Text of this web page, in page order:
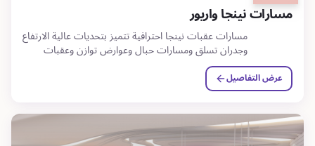
مسارات نينجا واريور
مسارات عقبات نينجا احترافية تتميز بتحديات عالية الارتفاع
وجدران تسلق ومسارات حبال وعوارض توازن وعقبات
مغامرة.
عرض التفاصيل